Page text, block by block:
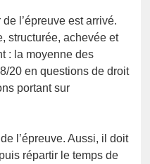
l’épreuve est arrivé.
structurée, achevée et
: la moyenne des
20 en questions de droit
portant sur
l’épreuve. Aussi, il doit
répartir le temps de